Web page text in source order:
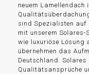
neuem Lamellendach
sind Spezialisten auf
mit unserem Solares-
wie luxuriöse Lösung
übernehmen das
Deutschland. Solares
Qualitätsansprüche